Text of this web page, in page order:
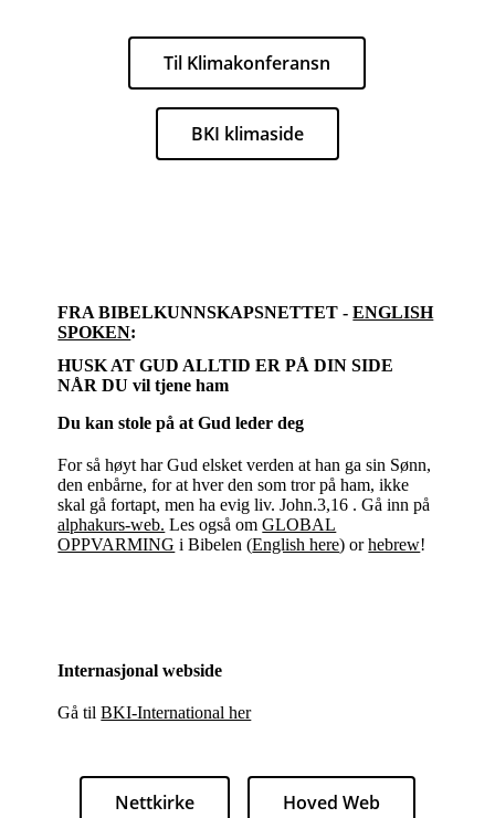
Til Klimakonferansn
BKI klimaside
FRA BIBELKUNNSKAPSNETTET -ENGLISH
SPOKEN:
HUSK AT GUD ALLTID ER PÅ DIN SIDE
NÅR DU vil tjene ham
Du kan stole på at Gud leder deg
For så høyt har Gud elsket verden at han ga sin Sønn,
den enbårne, for at hver den som tror på ham, ikke
skal gå fortapt, men ha evig liv. John.3,16 . Gå inn på
alphakurs-web. Les også omGLOBAL
OPPVARMING i Bibelen (English here) orhebrew!
Internasjonal webside
Gå tilBKI-International her
Nettkirke Hoved Web